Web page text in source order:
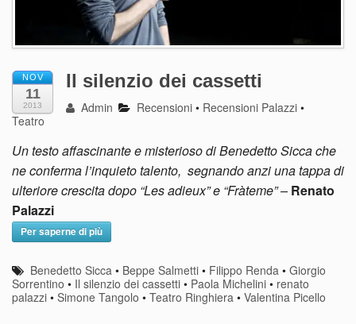
NOV
11
2013
Il silenzio dei cassetti
Admin Recensioni • Recensioni Palazzi •
Teatro
Un testo affascinante e misterioso di Benedetto Sicca che
ne conferma l’inquieto talento, segnando anzi una tappa di
ulteriore crescita dopo “Les adieux” e “Fràteme” –Renato
Palazzi
Per saperne di più
Benedetto Sicca • Beppe Salmetti • Filippo Renda •Giorgio
Sorrentino • Il silenzio dei cassetti • Paola Michelini • renato
palazzi • Simone Tangolo • Teatro Ringhiera • Valentina Picello